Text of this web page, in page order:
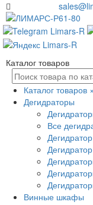
61-80
Каталог товаров
Каталог товаров ×
Дегидраторы
Все
Винные шкафы